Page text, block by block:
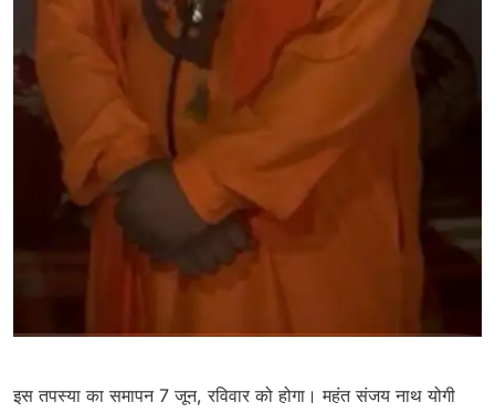
इस तपस्या का समापन 7 जून, रविवार को होगा। महंत संजय नाथ योगी